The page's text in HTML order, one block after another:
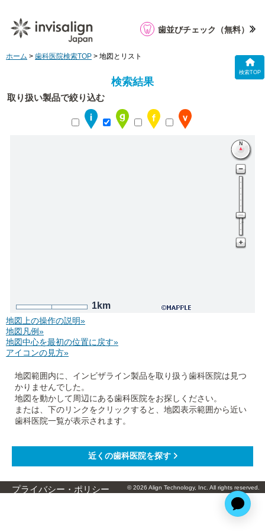
検索TOP
歯並びチェック （無料）
ホーム > 歯科医院検索TOP > 地図とリスト
検索結果
取り扱い製品で絞り込む
1km
地図上の操作の説明»
地図凡例»
地図中心を最初の位置に戻す»
アイコンの見方»
地図範囲内に、インビザライン製品を取り扱う歯科医院は見つ
かりませんでした。
地図を動かして周辺にある歯科医院をお探しください。
または、下のリンクをクリックすると、地図表示範囲から近い
歯科医院一覧が表示されます。
プライバシー・ポリシー © 2026 Align Technology, Inc. All rights reserved.